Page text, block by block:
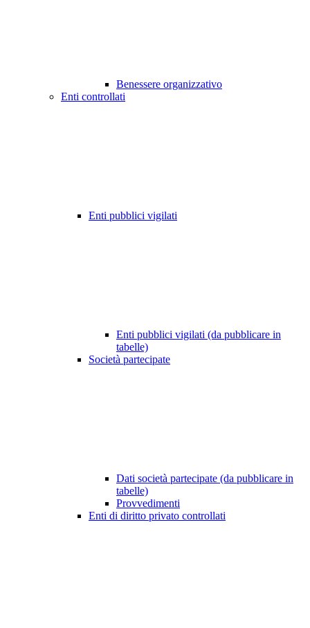
Benessere organizzativo
Enti controllati
Enti pubblici vigilati
Enti pubblici vigilati (da pubblicare in
tabelle)
Società partecipate
Dati società partecipate (da pubblicare in
tabelle)
Provvedimenti
Enti di diritto privato controllati